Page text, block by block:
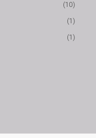
(10)
(1)
(1)